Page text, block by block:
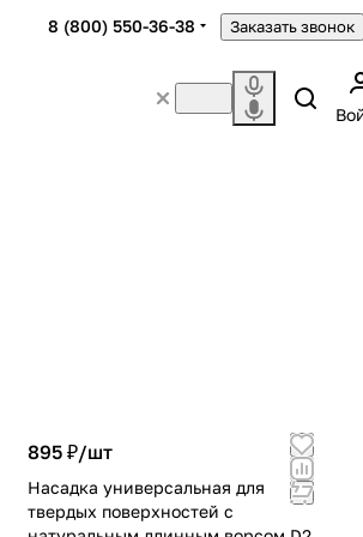
8 (800) 550-36-38 Заказать звонок
895 ₽/шт
Насадка универсальная для
твердых поверхностей с